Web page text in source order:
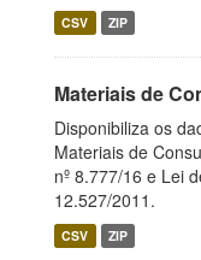
CSV ZIP
Materiais de
Disponibiliza os
Materiais de
nº 8.777/16 e Lei
12.527/2011.
CSV ZIP